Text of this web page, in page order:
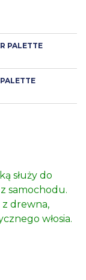
PALETTE
służy do
samochodu.
drewna,
włosia.